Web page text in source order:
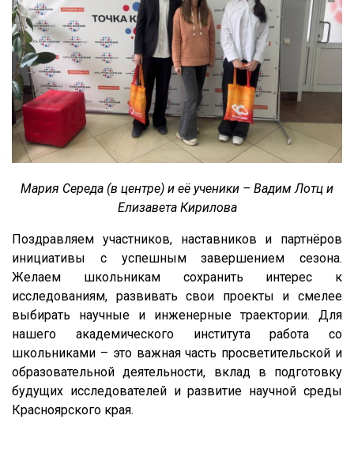
Мария Середа (в центре) и её ученики – Вадим Лотц и
Елизавета Кирилова
Поздравляем участников, наставников и партнёров
инициативы с успешным завершением сезона.
Желаем школьникам сохранить интерес к
исследованиям, развивать свои проекты и смелее
выбирать научные и инженерные траектории. Для
нашего академического института работа со
школьниками – это важная часть просветительской и
образовательной деятельности, вклад в подготовку
будущих исследователей и развитие научной среды
Красноярского края.